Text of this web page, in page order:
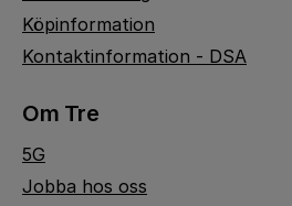
Köpinformation
Kontaktinformation - DSA
Om Tre
5G
Jobba hos oss